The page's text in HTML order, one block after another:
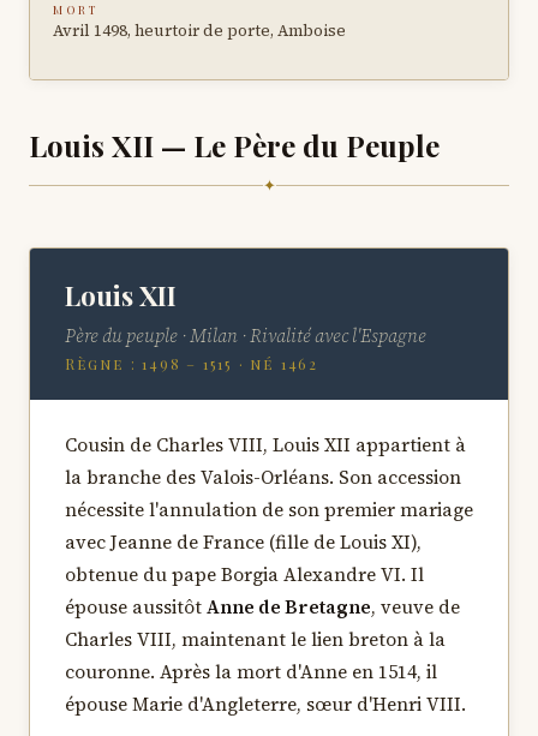
MORT
Avril 1498, heurtoir de porte, Amboise
Louis XII — Le Père du Peuple
✦
Louis XII
Père du peuple · Milan · Rivalité avec l'Espagne
Règne : 1498 – 1515 · né 1462
Cousin de Charles VIII, Louis XII appartient à
la branche des Valois-Orléans. Son accession
nécessite l'annulation de son premier mariage
avec Jeanne de France (fille de Louis XI),
obtenue du pape Borgia Alexandre VI. Il
épouse aussitôtAnne de Bretagne, veuve de
Charles VIII, maintenant le lien breton à la
couronne. Après la mort d'Anne en 1514, il
épouse Marie d'Angleterre, sœur d'Henri VIII.